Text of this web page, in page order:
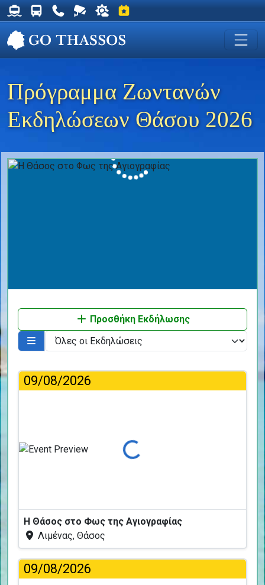
Δρομολόγια Φέρυ για Θάσο
Δρομολόγια Λεωφορείων Θάσου
Χρήσιμα Τηλέφωνα
Ζωντανή Κάμερα στη Χρυσή Ακτή
Ο καιρός στη Θάσο
Εκδηλώσεις στη Θάσο
Πρόγραμμα Ζωντανών
Εκδηλώσεων Θάσου 2026
Προσθήκη Εκδήλωσης
09/08/2026
Φόρτωση...
Η Θάσος στο Φως της Αγιογραφίας
Λιμένας, Θάσος
09/08/2026